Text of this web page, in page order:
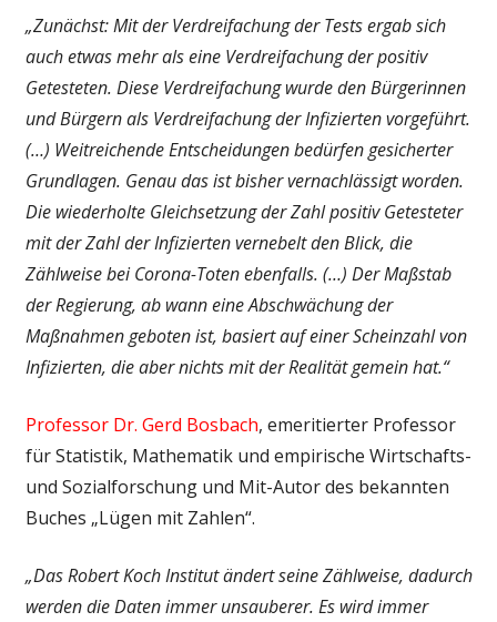
„Zunächst: Mit der Verdreifachung der Tests ergab sich
auch etwas mehr als eine Verdreifachung der positiv
Getesteten. Diese Verdreifachung wurde den Bürgerinnen
und Bürgern als Verdreifachung der Infizierten vorgeführt.
(…) Weitreichende Entscheidungen bedürfen gesicherter
Grundlagen. Genau das ist bisher vernachlässigt worden.
Die wiederholte Gleichsetzung der Zahl positiv Getesteter
mit der Zahl der Infizierten vernebelt den Blick, die
Zählweise bei Corona-Toten ebenfalls. (…) Der Maßstab
der Regierung, ab wann eine Abschwächung der
Maßnahmen geboten ist, basiert auf einer Scheinzahl von
Infizierten, die aber nichts mit der Realität gemein hat.“
Professor Dr. Gerd Bosbach, emeritierter Professor
für Statistik, Mathematik und empirische Wirtschafts-
und Sozialforschung und Mit-Autor des bekannten
Buches „Lügen mit Zahlen“.
„Das Robert Koch Institut ändert seine Zählweise, dadurch
werden die Daten immer unsauberer. Es wird immer